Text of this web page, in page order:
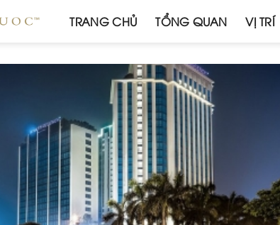
TRANG CHỦ TỔNG QUAN VỊ TRÍ